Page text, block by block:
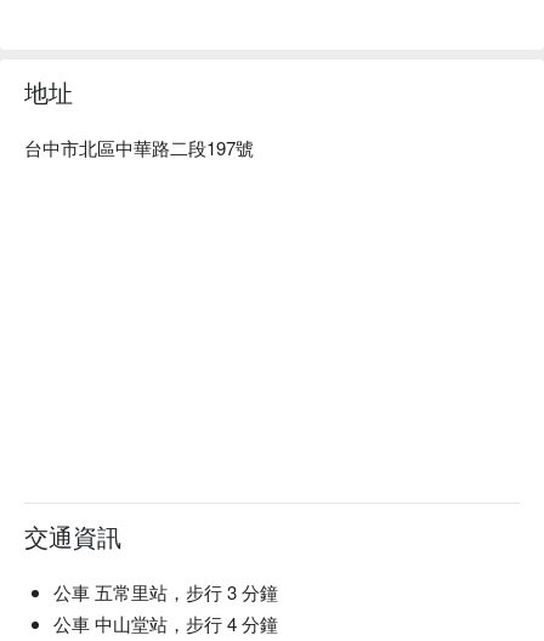
地址
台中市北區中華路二段197號
交通資訊
公車 五常里站，步行 3 分鐘
公車 中山堂站，步行 4 分鐘